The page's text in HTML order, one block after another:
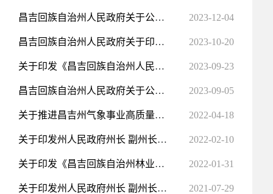
昌吉回族自治州人民政府关于公布第五批自治州级非物质文化遗产代表性项目名录的通知 2023-12-04
昌吉回族自治州人民政府关于印发州人民政府州长 副州长 党组成员工作分工的通知 2023-10-20
关于印发《昌吉回族自治州人民政府工作规则》的通知 2023-09-23
昌吉回族自治州人民政府关于公布行政规范性文件 政策性文件清理结果的公告 2023-09-05
关于推进昌吉州气象事业高质量发展的实施意见 2022-04-18
关于印发州人民政府州长 副州长工作分工的通知 2022-02-10
关于印发《昌吉回族自治州林业草原保护发展“十四五”规划》的通知 2022-01-31
关于印发州人民政府州长 副州长工作分工的通知 2021-07-29